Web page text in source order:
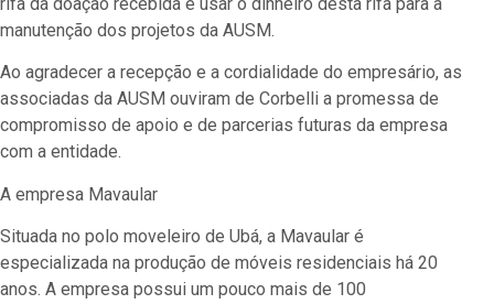
manutenção dos projetos da AUSM.
Ao agradecer a recepção e a cordialidade do empresário, as
associadas da AUSM ouviram de Corbelli a promessa de
compromisso de apoio e de parcerias futuras da empresa
com a entidade.
A empresa Mavaular
Situada no polo moveleiro de Ubá, a Mavaular é
especializada na produção de móveis residenciais há 20
anos. A empresa possui um pouco mais de 100